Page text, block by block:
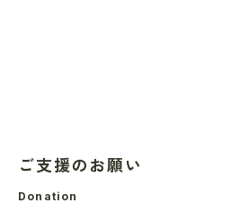
ご支援のお願い
Donation